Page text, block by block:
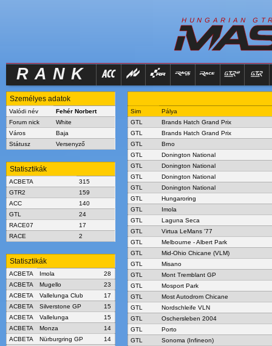
H U N G A R I A N G T
RANK
Személyes adatok
Valódi név
Fehér Norbert
Forum nick
White
Város
Baja
Státusz
Versenyző
Statisztikák
ACBETA
315
GTR2
159
ACC
140
GTL
24
RACE07
17
RACE
2
Statisztikák
ACBETA Imola
28
ACBETA
Mugello
23
ACBETA
Vallelunga Club
17
ACBETA
Silverstone GP
15
ACBETA
Vallelunga
15
ACBETA
Monza
14
ACBETA
Nürburgring GP
14
Sim
Pálya
GTL
Brands Hatch Grand Prix
GTL
Brands Hatch Grand Prix
GTL
Brno
GTL
Donington National
GTL
Donington National
GTL
Donington National
GTL
Donington National
GTL
Hungaroring
GTL
Imola
GTL
Laguna Seca
GTL
Virtua LeMans '77
GTL
Melbourne - Albert Park
GTL
Mid-Ohio Chicane (VLM)
GTL
Misano
GTL
Mont Tremblant GP
GTL
Mosport Park
GTL
Most Autodrom Chicane
GTL
Nordschleife VLN
GTL
Oschersleben 2004
GTL
Porto
GTL
Sonoma (Infineon)